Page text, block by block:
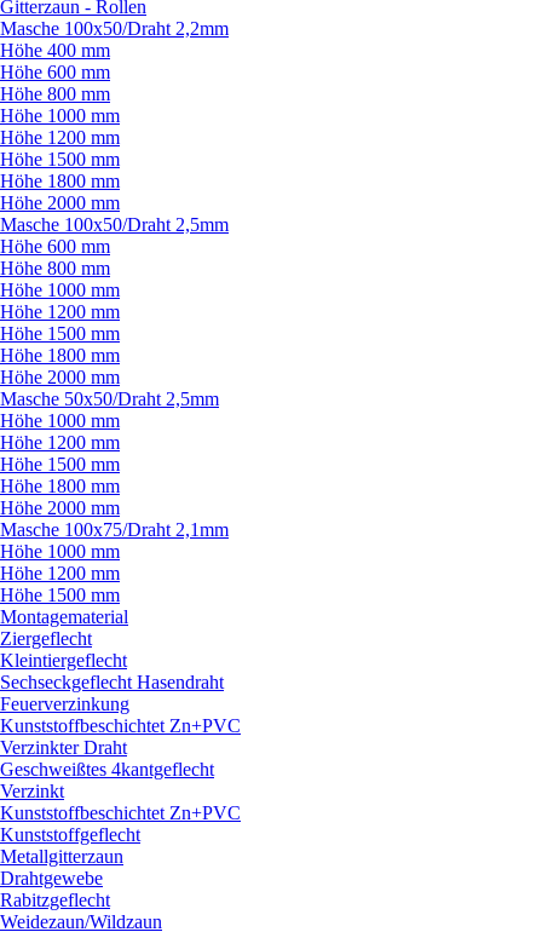
Gitterzaun - Rollen
Masche 100x50/Draht 2,2mm
Höhe 400 mm
Höhe 600 mm
Höhe 800 mm
Höhe 1000 mm
Höhe 1200 mm
Höhe 1500 mm
Höhe 1800 mm
Höhe 2000 mm
Masche 100x50/Draht 2,5mm
Höhe 600 mm
Höhe 800 mm
Höhe 1000 mm
Höhe 1200 mm
Höhe 1500 mm
Höhe 1800 mm
Höhe 2000 mm
Masche 50x50/Draht 2,5mm
Höhe 1000 mm
Höhe 1200 mm
Höhe 1500 mm
Höhe 1800 mm
Höhe 2000 mm
Masche 100x75/Draht 2,1mm
Höhe 1000 mm
Höhe 1200 mm
Höhe 1500 mm
Montagematerial
Ziergeflecht
Kleintiergeflecht
Sechseckgeflecht Hasendraht
Feuerverzinkung
Kunststoffbeschichtet Zn+PVC
Verzinkter Draht
Geschweißtes 4kantgeflecht
Verzinkt
Kunststoffbeschichtet Zn+PVC
Kunststoffgeflecht
Metallgitterzaun
Drahtgewebe
Rabitzgeflecht
Weidezaun/Wildzaun